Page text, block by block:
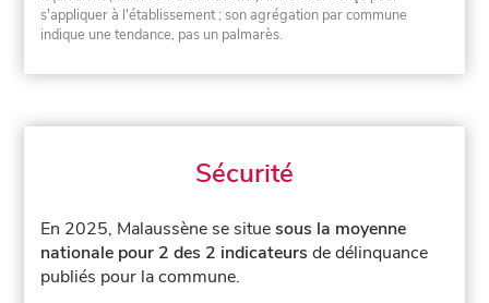
s'appliquer à l'établissement ; son agrégation par commune
indique une tendance, pas un palmarès.
Sécurité
En 2025, Malaussène se situesous la moyenne
nationale pour 2 des 2 indicateurs de délinquance
publiés pour la commune.